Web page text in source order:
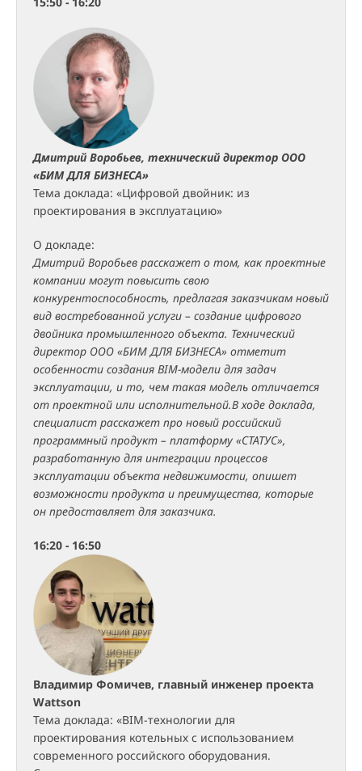
Дмитрий Воробьев, технический директор ООО
«БИМ ДЛЯ БИЗНЕСА»
Тема доклада: «Цифровой двойник: из
проектирования в эксплуатацию»
О докладе:
Дмитрий Воробьев расскажет о том, как проектные
компании могут повысить свою
конкурентоспособность, предлагая заказчикам новый
вид востребованной услуги – создание цифрового
двойника промышленного объекта. Технический
директор ООО «БИМ ДЛЯ БИЗНЕСА» отметит
особенности создания BIM-модели для задач
эксплуатации, и то, чем такая модель отличается
от проектной или исполнительной.В ходе доклада,
специалист расскажет про новый российский
программный продукт – платформу «СТАТУС»,
разработанную для интеграции процессов
эксплуатации объекта недвижимости, опишет
возможности продукта и преимущества, которые
он предоставляет для заказчика.
16:20 - 16:50
Владимир Фомичев, главный инженер проекта
Wattson
Тема доклада: «BIM-технологии для
проектирования котельных с использованием
современного российского оборудования.